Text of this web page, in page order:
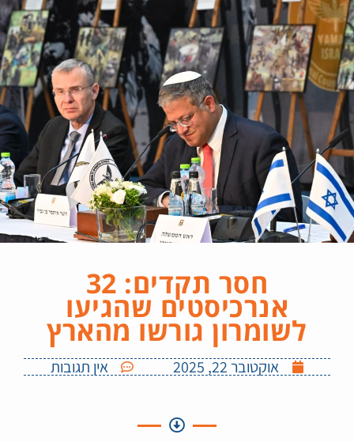
חסר תקדים: 32
אנרכיסטים שהגיעו
לשומרון גורשו מהארץ
אוקטובר 22, 2025 אין תגובות